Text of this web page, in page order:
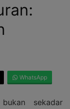
WhatsApp
sekadar